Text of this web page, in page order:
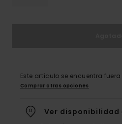
Este artículo se encuentra
Comprar otras opciones
Ver disponibilidad